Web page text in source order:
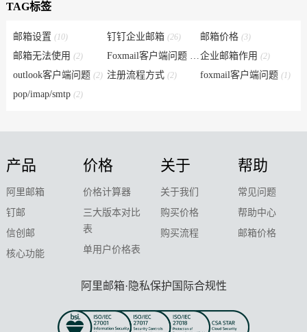
TAG标签
邮箱设置 (10) 钉钉企业邮箱 (26) 邮箱价格(3)
邮箱无法使用 (2) Foxmail客户端问题
(6)企业邮箱作用(2)
outlook客户端问题 (2) 注册流程方式 (2) foxmail客户端问题(1)
pop/imap/smtp (2)
产品
阿里邮箱
钉邮
信创邮
核心功能
价格
价格计算器
三大版本对比
表
单用户价格表
关于
关于我们
购买价格
购买流程
帮助
常见问题
帮助中心
邮箱价格
阿里邮箱·隐私保护国际合规性